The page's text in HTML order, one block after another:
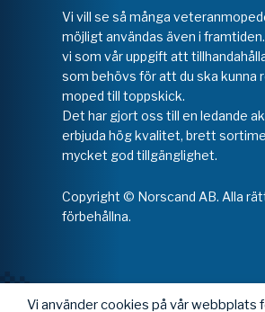
Vi vill se så många
möjligt användas även i
vi som vår uppgift att
som behövs för att du ska kunna
moped till toppskick.
Det har gjort oss till en ledande
erbjuda hög kvalitet, brett
mycket god tillgänglighet.
Copyright © Norscand AB. Alla
förbehållna.
Vi använder cookies på vår webbplats